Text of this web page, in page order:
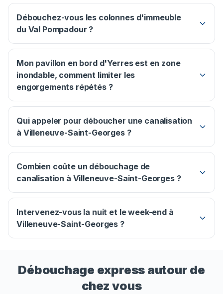
Débouchez-vous les colonnes d'immeuble
du Val Pompadour ?
Mon pavillon en bord d'Yerres est en zone
inondable, comment limiter les
engorgements répétés ?
Qui appeler pour déboucher une canalisation
à Villeneuve-Saint-Georges ?
Combien coûte un débouchage de
canalisation à Villeneuve-Saint-Georges ?
Intervenez-vous la nuit et le week-end à
Villeneuve-Saint-Georges ?
Débouchage express autour de
chez vous